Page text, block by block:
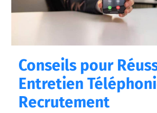
Conseils pour
Entretien
Recrutement
Téléphonique